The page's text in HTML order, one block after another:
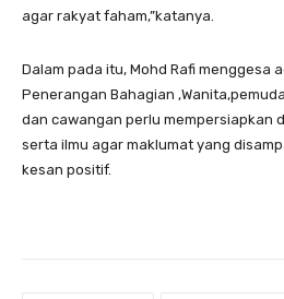
agar rakyat faham,”katanya.
Dalam pada itu, Mohd Rafi menggesa
Penerangan Bahagian
dan cawangan perlu mempersiapkan
serta ilmu agar maklumat yang
kesan positif.